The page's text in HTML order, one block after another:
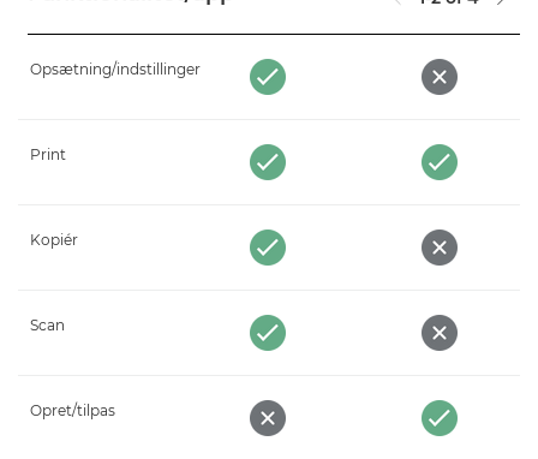
Opsætning/indstillinger
Print
Kopiér
Scan
Opret/tilpas